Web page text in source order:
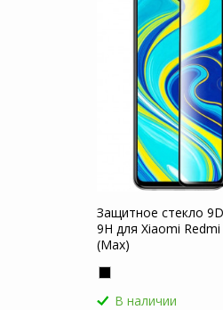
Защитное стекло
9H для Xiaomi
(Max)
В наличии